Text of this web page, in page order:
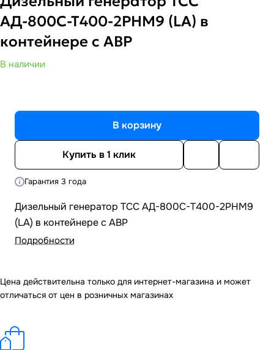
АД-800С-Т400-2РНМ9 (LA) в
контейнере с АВР
В наличии
В корзину
Купить в 1 клик
Гарантия 3 года
Дизельный генератор ТСС АД-800С-Т400-2РНМ9
(LA) в контейнере с АВР
Подробности
Цена действительна только для интернет-магазина и может
отличаться от цен в розничных магазинах